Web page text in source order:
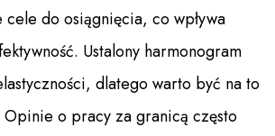
cele do osiągnięcia, co wpływa
Ustalony harmonogram
dlatego warto być na to
o pracy za granicą często